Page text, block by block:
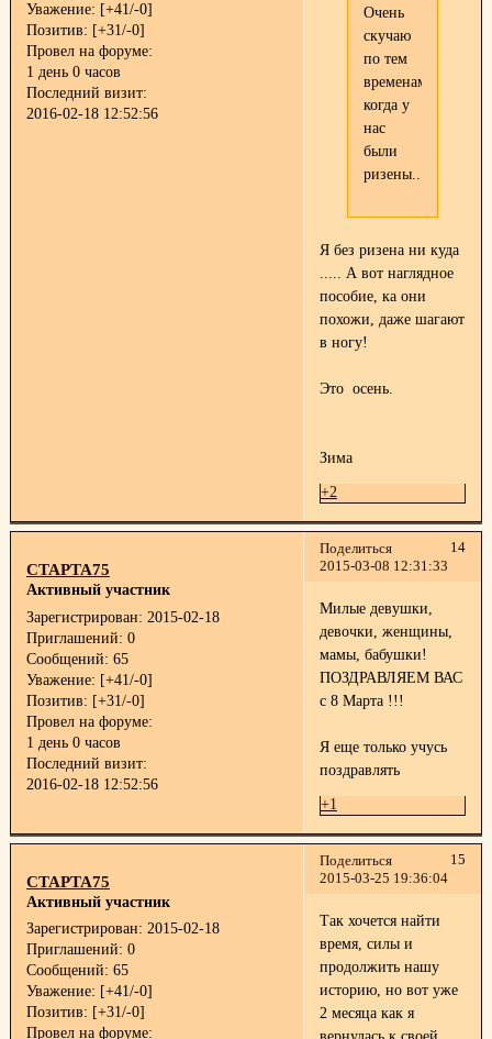
Уважение: [+41/-0]
Позитив: [+31/-0]
Провел на форуме:
1 день 0 часов
Последний визит:
2016-02-18 12:52:56
Очень
скучаю
по тем
временам,
когда у
нас
были
ризены..
Я без ризена ни куда
..... А вот наглядное
пособие, ка они
похожи, даже шагают
в ногу!
Это осень.
Зима
+2
Поделиться
14
2015-03-08 12:31:33
СТАРТА75
Активный участник
Зарегистрирован: 2015-02-18
Приглашений: 0
Сообщений: 65
Уважение: [+41/-0]
Позитив: [+31/-0]
Провел на форуме:
1 день 0 часов
Последний визит:
2016-02-18 12:52:56
Милые девушки,
девочки, женщины,
мамы, бабушки!
ПОЗДРАВЛЯЕМ ВАС
с 8 Марта !!!
Я еще только учусь
поздравлять
+1
Поделиться
15
2015-03-25 19:36:04
СТАРТА75
Активный участник
Зарегистрирован: 2015-02-18
Приглашений: 0
Сообщений: 65
Уважение: [+41/-0]
Позитив: [+31/-0]
Провел на форуме:
Так хочется найти
время, силы и
продолжить нашу
историю, но вот уже
2 месяца как я